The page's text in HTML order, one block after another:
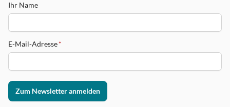
Ihr Name
E-Mail-Adresse*
Zum Newsletter anmelden